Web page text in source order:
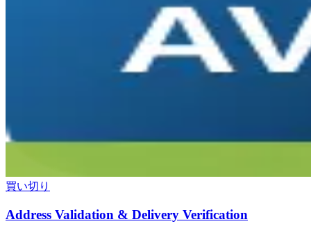
買い切り
Address Validation & Delivery Verification